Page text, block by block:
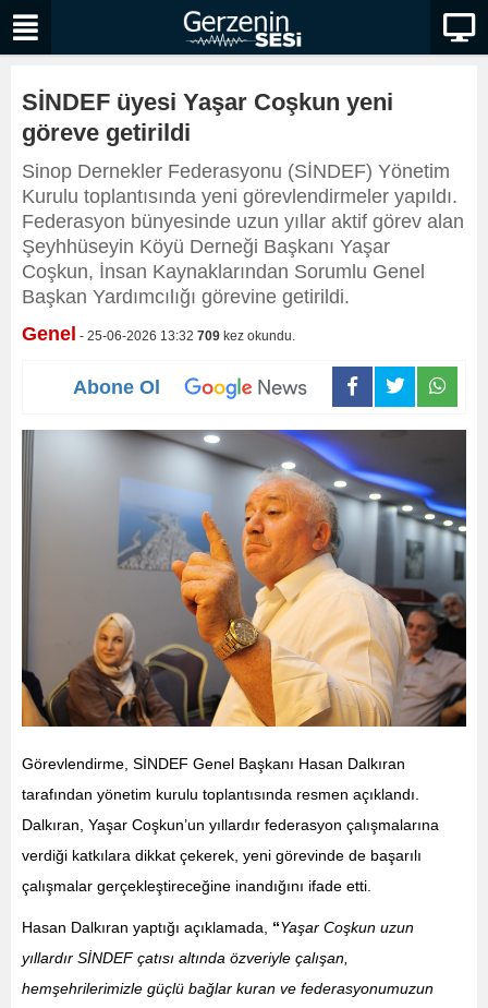
SİNDEF üyesi Yaşar Coşkun yeni
göreve getirildi
Sinop Dernekler Federasyonu (SİNDEF) Yönetim
Kurulu toplantısında yeni görevlendirmeler yapıldı.
Federasyon bünyesinde uzun yıllar aktif görev alan
Şeyhhüseyin Köyü Derneği Başkanı Yaşar
Coşkun, İnsan Kaynaklarından Sorumlu Genel
Başkan Yardımcılığı görevine getirildi.
Genel - 25-06-2026 13:32 709 kez okundu.
Abone Ol
Görevlendirme, SİNDEF Genel Başkanı Hasan Dalkıran
tarafından yönetim kurulu toplantısında resmen açıklandı.
Dalkıran, Yaşar Coşkun’un yıllardır federasyon çalışmalarına
verdiği katkılara dikkat çekerek, yeni görevinde de başarılı
çalışmalar gerçekleştireceğine inandığını ifade etti.
Hasan Dalkıran yaptığı açıklamada, “Yaşar Coşkun uzun
yıllardır SİNDEF çatısı altında özveriyle çalışan,
hemşehrilerimizle güçlü bağlar kuran ve federasyonumuzun